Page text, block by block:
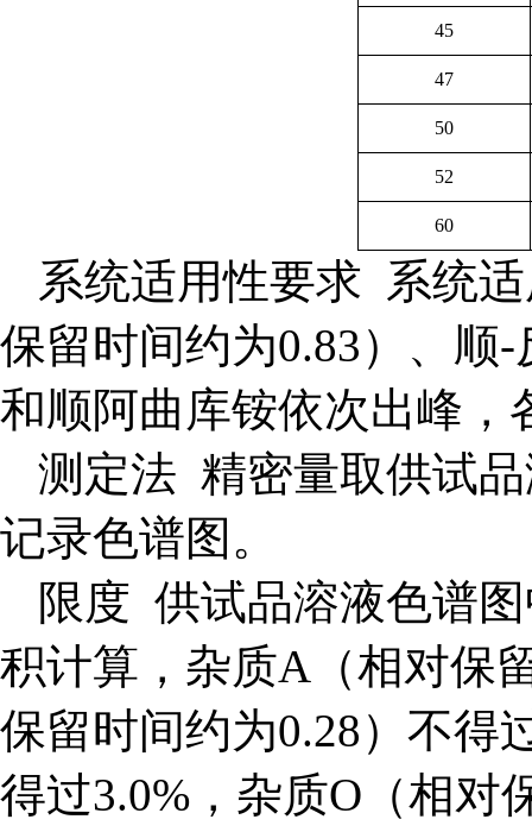
45
47
50
52
60
系统适用性要求 系统
保留时间约为0.83）、顺
和顺阿曲库铵依次出峰，
测定法 精密量取供试
记录色谱图。
限度 供试品溶液色谱
积计算，杂质A（相对保
保留时间约为0.28）不得
得过3.0%，杂质O（相对